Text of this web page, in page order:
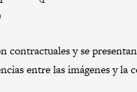
contractuales y se
entre las imágenes y la